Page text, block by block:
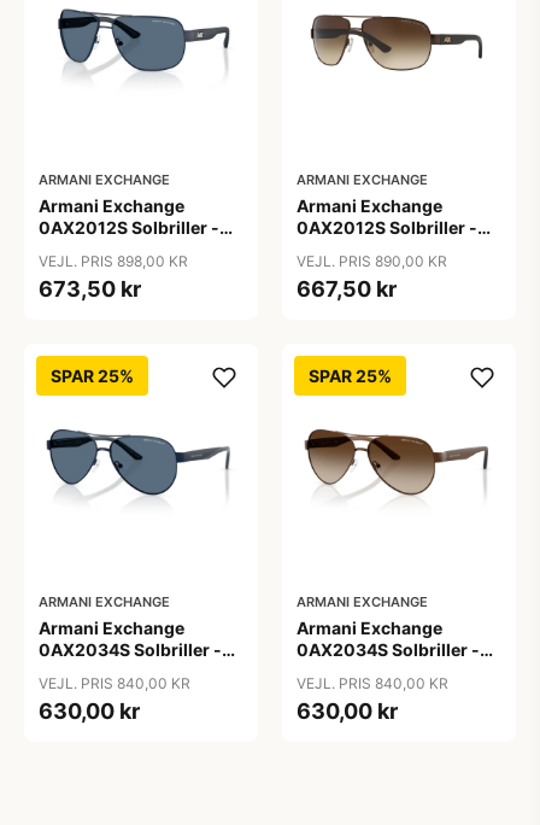
ARMANI EXCHANGE
Armani Exchange
0AX2012S Solbriller -
VEJL. PRIS 898,00 KR
673,50 kr
ARMANI EXCHANGE
Armani Exchange
0AX2012S Solbriller -
VEJL. PRIS 890,00 KR
667,50 kr
SPAR 25%
ARMANI EXCHANGE
Armani Exchange
0AX2034S Solbriller -
VEJL. PRIS 840,00 KR
630,00 kr
SPAR 25%
ARMANI EXCHANGE
Armani Exchange
0AX2034S Solbriller -
VEJL. PRIS 840,00 KR
630,00 kr